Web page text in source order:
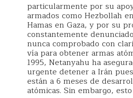
particularmente por su
armados como Hezbollah
Hamas en Gaza, y por su
constantemente
nunca comprobado con
vía para obtener armas
1995, Netanyahu ha
urgente detener a Irán
están a 6 meses de
atómicas. Sin embargo,